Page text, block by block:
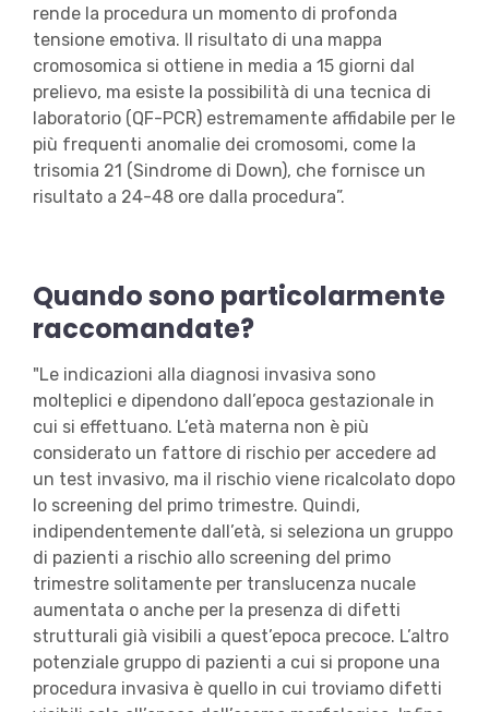
rende la procedura un momento di profonda
tensione emotiva. Il risultato di una mappa
cromosomica si ottiene in media a 15 giorni dal
prelievo, ma esiste la possibilità di una tecnica di
laboratorio (QF-PCR) estremamente affidabile per le
più frequenti anomalie dei cromosomi, come la
trisomia 21 (Sindrome di Down), che fornisce un
risultato a 24-48 ore dalla procedura”.
Quando sono particolarmente
raccomandate?
"Le indicazioni alla diagnosi invasiva sono
molteplici e dipendono dall’epoca gestazionale in
cui si effettuano. L’età materna non è più
considerato un fattore di rischio per accedere ad
un test invasivo, ma il rischio viene ricalcolato dopo
lo screening del primo trimestre. Quindi,
indipendentemente dall’età, si seleziona un gruppo
di pazienti a rischio allo screening del primo
trimestre solitamente per translucenza nucale
aumentata o anche per la presenza di difetti
strutturali già visibili a quest’epoca precoce. L’altro
potenziale gruppo di pazienti a cui si propone una
procedura invasiva è quello in cui troviamo difetti